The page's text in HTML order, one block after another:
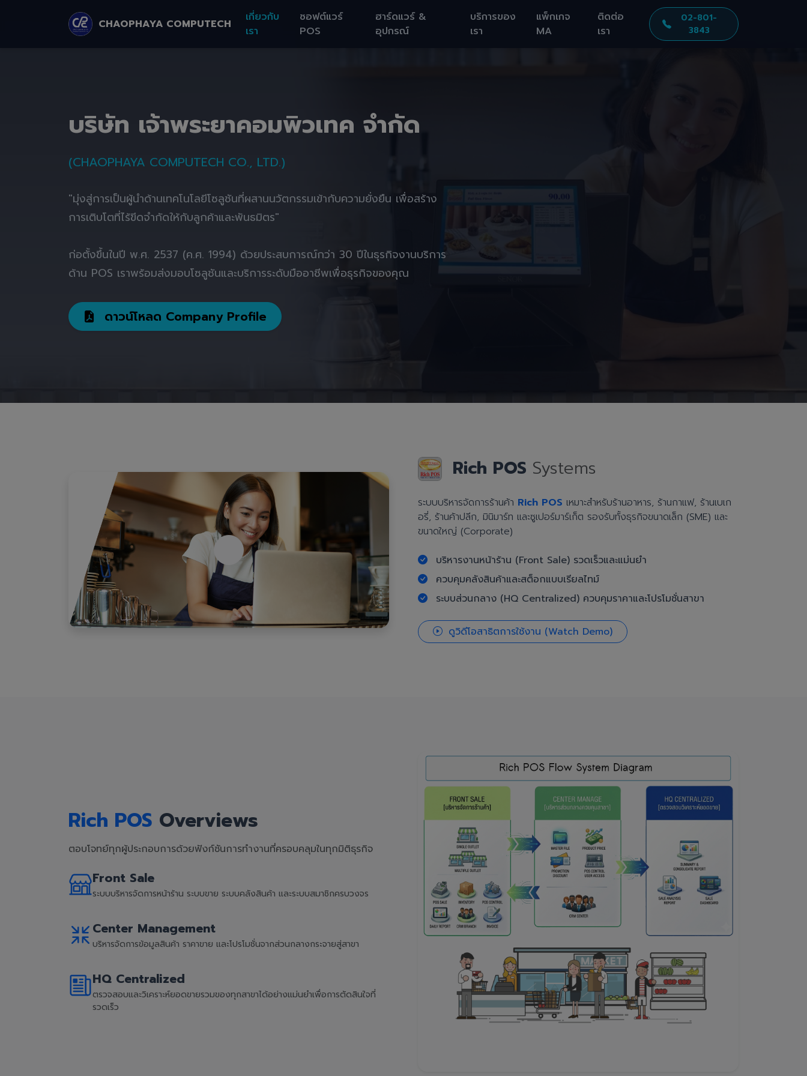
CHAOPHAYA COMPUTECH
เกี่ยวกับ
เรา
ซอฟต์แวร์
POS
ฮาร์ดแวร์ &
อุปกรณ์
บริการของ
เรา
แพ็กเกจ
MA
ติดต่อ
เรา
02-801-
3843
บริษัท เจ้าพระยาคอมพิวเทค จำกัด
(CHAOPHAYA COMPUTECH CO., LTD.)
"มุ่งสู่การเป็นผู้นำด้านเทคโนโลยีโซลูชันที่ผสานนวัตกรรมเข้ากับความยั่งยืน เพื่อสร้าง
การเติบโตที่ไร้ขีดจำกัดให้กับลูกค้าและพันธมิตร"
ก่อตั้งขึ้นในปี พ.ศ. 2537 (ค.ศ. 1994) ด้วยประสบการณ์กว่า 30 ปีในธุรกิจงานบริการ
ด้าน POS เราพร้อมส่งมอบโซลูชันและบริการระดับมืออาชีพเพื่อธุรกิจของคุณ
ดาวน์โหลด Company Profile
Rich POS Systems
ระบบบริหารจัดการร้านค้า Rich POS เหมาะสำหรับร้านอาหาร, ร้านกาแฟ, ร้านเบเก
อรี่, ร้านค้าปลีก, มินิมาร์ท และซูเปอร์มาร์เก็ต รองรับทั้งธุรกิจขนาดเล็ก (SME) และ
ขนาดใหญ่ (Corporate)
บริหารงานหน้าร้าน (Front Sale) รวดเร็วและแม่นยำ
ควบคุมคลังสินค้าและสต็อกแบบเรียลไทม์
ระบบส่วนกลาง (HQ Centralized) ควบคุมราคาและโปรโมชั่นสาขา
ดูวิดีโอสาธิตการใช้งาน (Watch Demo)
Rich POS Overviews
ตอบโจทย์ทุกผู้ประกอบการด้วยฟังก์ชันการทำงานที่ครอบคลุมในทุกมิติธุรกิจ
Front Sale
ระบบบริหารจัดการหน้าร้าน ระบบขาย ระบบคลังสินค้า และระบบสมาชิกครบวงจร
Center Management
บริหารจัดการข้อมูลสินค้า ราคาขาย และโปรโมชั่นจากส่วนกลางกระจายสู่สาขา
HQ Centralized
ตรวจสอบและวิเคราะห์ยอดขายรวมของทุกสาขาได้อย่างแม่นยำเพื่อการตัดสินใจที่
รวดเร็ว